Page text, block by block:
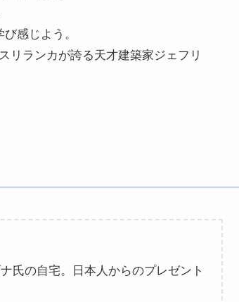
感じよう。
ランカが誇る天才建築家ジェフリ
氏の自宅。日本人からのプレゼント